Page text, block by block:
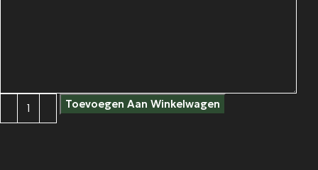
Toevoegen Aan Winkelwagen